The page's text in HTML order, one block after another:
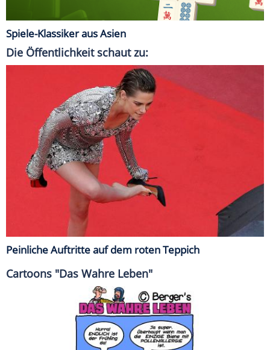
Spiele-Klassiker aus Asien
Die Öffentlichkeit schaut zu:
Peinliche Auftritte auf dem roten Teppich
Cartoons "Das Wahre Leben"